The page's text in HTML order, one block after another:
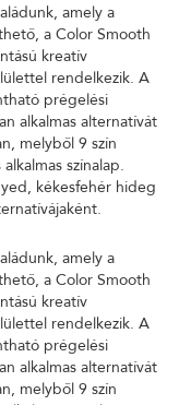
amely a
a Color Smooth
kreatív
rendelkezik. A
prégelési
alkalmas alternatívát
melyből 9 szín
színalap.
kékesfehér hideg
amely a
a Color Smooth
kreatív
rendelkezik. A
prégelési
alkalmas alternatívát
melyből 9 szín